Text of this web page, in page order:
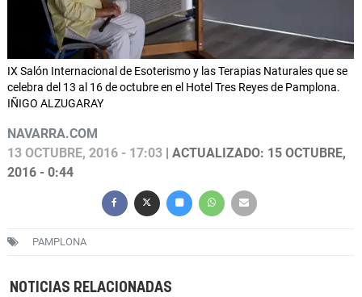
IX Salón Internacional de Esoterismo y las Terapias Naturales que se
celebra del 13 al 16 de octubre en el Hotel Tres Reyes de Pamplona.
IÑIGO ALZUGARAY
NAVARRA.COM
13 OCTUBRE, 2016 - 17:03 | ACTUALIZADO: 15 OCTUBRE,
2016 - 0:44
PAMPLONA
NOTICIAS RELACIONADAS